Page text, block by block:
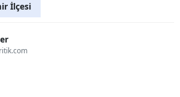
İlçesi